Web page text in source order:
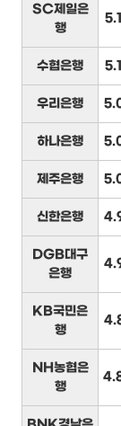
SC제일은
행
수협은행
우리은행
하나은행
제주은행
신한은행
DGB대구
은행
KB국민은
행
NH농협은
행